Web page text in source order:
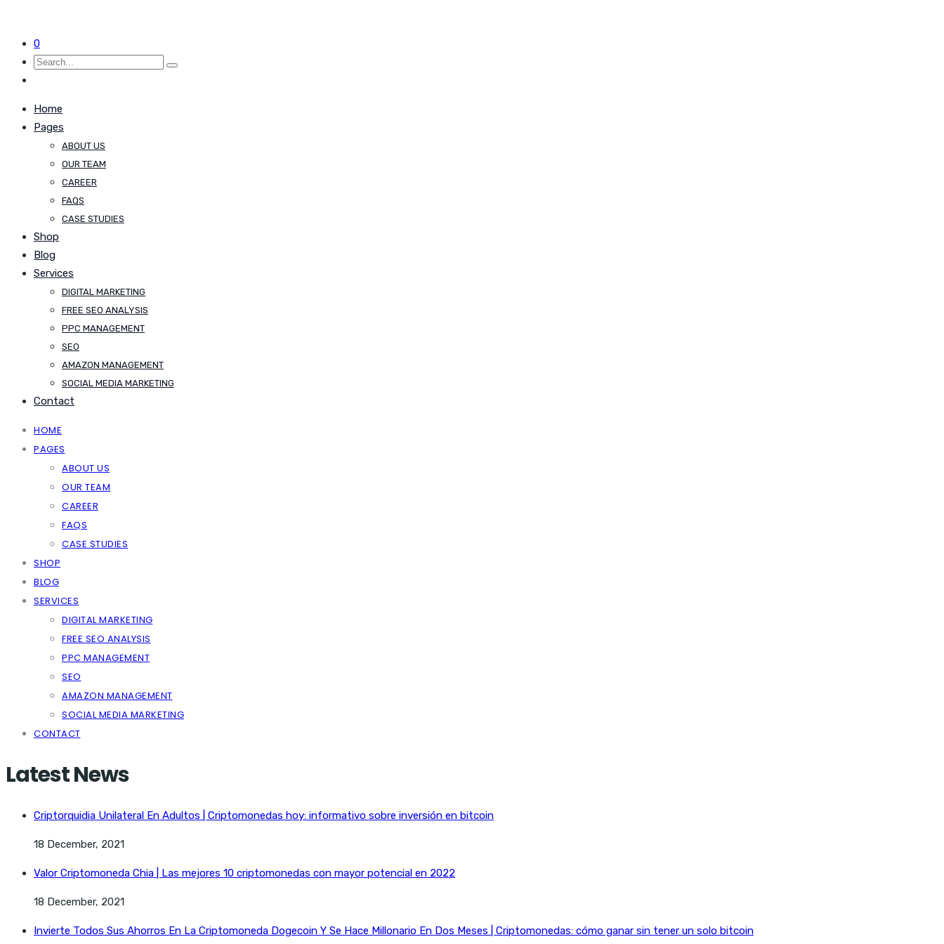
0
Home
Pages
ABOUT US
OUR TEAM
CAREER
FAQS
CASE STUDIES
Shop
Blog
Services
DIGITAL MARKETING
FREE SEO ANALYSIS
PPC MANAGEMENT
SEO
AMAZON MANAGEMENT
SOCIAL MEDIA MARKETING
Contact
HOME
PAGES
ABOUT US
OUR TEAM
CAREER
FAQS
CASE STUDIES
SHOP
BLOG
SERVICES
DIGITAL MARKETING
FREE SEO ANALYSIS
PPC MANAGEMENT
SEO
AMAZON MANAGEMENT
SOCIAL MEDIA MARKETING
CONTACT
Latest News
Criptorquidia Unilateral En Adultos | Criptomonedas hoy: informativo sobre inversión en bitcoin
18 December, 2021
Valor Criptomoneda Chia | Las mejores 10 criptomonedas con mayor potencial en 2022
18 December, 2021
Invierte Todos Sus Ahorros En La Criptomoneda Dogecoin Y Se Hace Millonario En Dos Meses | Criptomonedas: cómo ganar sin tener un solo bitcoin